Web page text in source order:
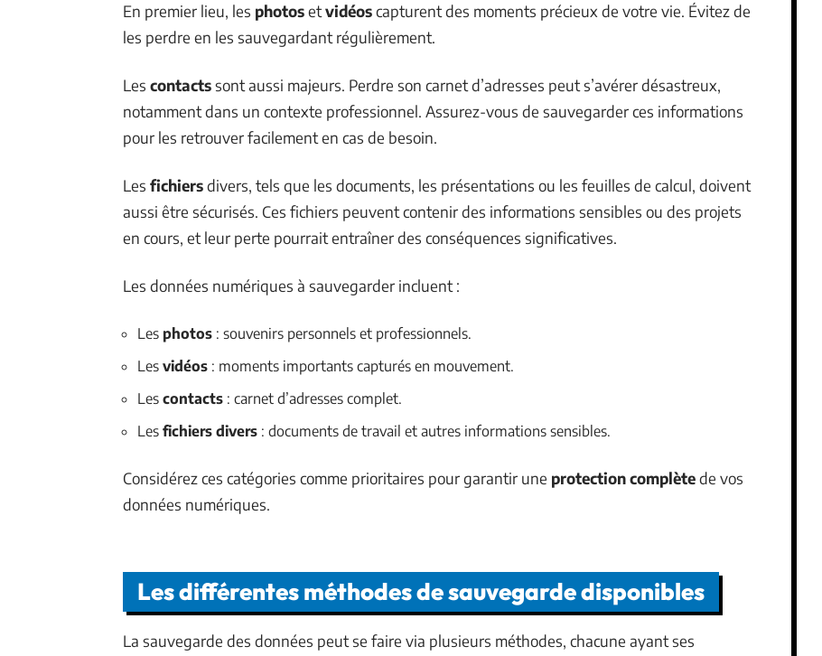
En premier lieu, les photosetvidéoscapturent des moments précieux de votre vie. Évitez de
les perdre en les sauvegardant régulièrement.
Les contactssont aussi majeurs. Perdre son carnet d’adresses peut s’avérer désastreux,
notamment dans un contexte professionnel. Assurez-vous de sauvegarder ces informations
pour les retrouver facilement en cas de besoin.
Les fichiersdivers, tels que les documents, les présentations ou les feuilles de calcul, doivent
aussi être sécurisés. Ces fichiers peuvent contenir des informations sensibles ou des projets
en cours, et leur perte pourrait entraîner des conséquences significatives.
Les données numériques à sauvegarder incluent :
Les photos : souvenirs personnels et professionnels.
Les vidéos : moments importants capturés en mouvement.
Les contacts : carnet d’adresses complet.
Les fichiers divers : documents de travail et autres informations sensibles.
Considérez ces catégories comme prioritaires pour garantir une protection complètede vos
données numériques.
Les différentes méthodes de sauvegarde disponibles
La sauvegarde des données peut se faire via plusieurs méthodes, chacune ayant ses